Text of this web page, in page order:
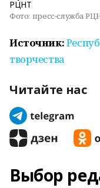
Фото: пресс-служба
Источник:
творчества
Читайте нас
Выбор